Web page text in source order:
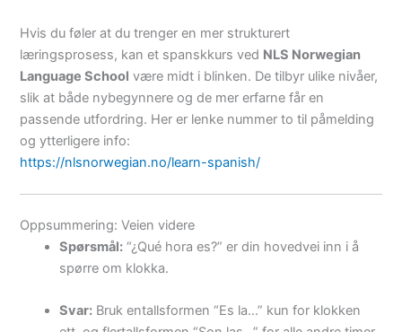
Hvis du føler at du trenger en mer strukturert
læringsprosess, kan et spanskkurs ved NLS Norwegian
Language School være midt i blinken. De tilbyr ulike nivåer,
slik at både nybegynnere og de mer erfarne får en
passende utfordring. Her er lenke nummer to til påmelding
og ytterligere info:
https://nlsnorwegian.no/learn-spanish/
Oppsummering: Veien videre
Spørsmål: “¿Qué hora es?” er din hovedvei inn i å
spørre om klokka.
Svar: Bruk entallsformen “Es la…” kun for klokken